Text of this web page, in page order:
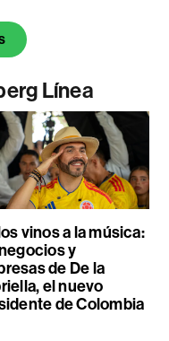
Línea
vinos a la música:
y
de De la
el nuevo
de Colombia